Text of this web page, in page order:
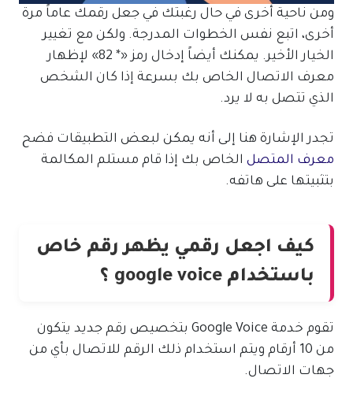
ومن ناحية أخرى في حال رغبتك في جعل رقمك عاماً مرة
أخرى، اتبع نفس الخطوات المدرجة. ولكن مع تغيير
الخيار الأخير. يمكنك أيضاً إدخال رمز «* 82» لإظهار
معرف الاتصال الخاص بك بسرعة إذا كان الشخص
الذي تتصل به لا يرد.
تجدر الإشارة هنا إلى أنه يمكن لبعض التطبيقات فضح
معرف المتصل الخاص بك إذا قام مستلم المكالمة
بتثبيتها على هاتفه.
كيف اجعل رقمي يظهر رقم خاص
باستخدام google voice ؟
تقوم خدمة Google Voice بتخصيص رقم جديد يتكون
من 10 أرقام ويتم استخدام ذلك الرقم للاتصال بأي من
جهات الاتصال.